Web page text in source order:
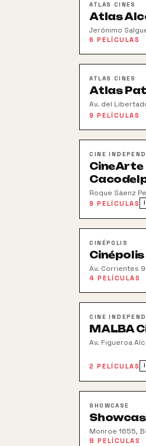
ATLAS CINES
Atlas
Jerónimo
Shopping
6 PELÍCULAS
ATLAS CINES
Atlas
Av. del
9 PELÍCULAS
CINE
CineArte
Roque Sáenz
Aires
9 PELÍCULAS
CINÉPOLIS
Av. Corrientes
4 PELÍCULAS
CINE
MALBA
Av. Figueroa
2 PELÍCULAS
SHOWCASE
Monroe 1655,
8 PELÍCULAS